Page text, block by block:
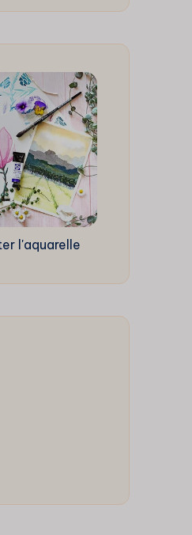
l'aquarelle